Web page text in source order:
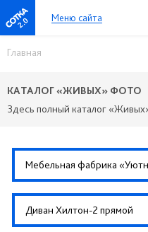
2.0 Меню сайта
Главная
КАТАЛОГ «ЖИВЫХ» ФОТО
Здесь полный каталог
Мебельная фабрика
Диван Хилтон-2 прямой